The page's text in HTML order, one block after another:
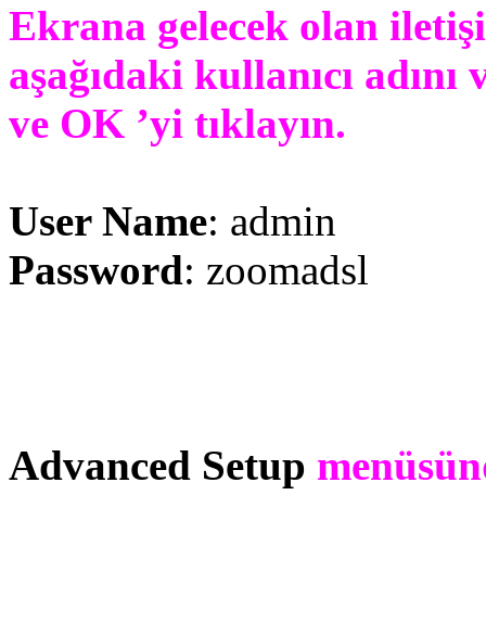
Ekrana gelecek olan
aşağıdaki kullanıcı
ve OK ’yi tıklayın.
User Name: admin
Password: zoomadsl
Advanced Setup